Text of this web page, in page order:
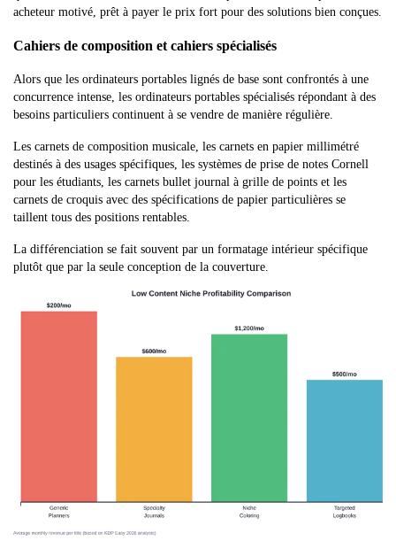
acheteur motivé, prêt à payer le prix fort pour des solutions bien conçues.
Cahiers de composition et cahiers spécialisés
Alors que les ordinateurs portables lignés de base sont confrontés à une
concurrence intense, les ordinateurs portables spécialisés répondant à des
besoins particuliers continuent à se vendre de manière régulière.
Les carnets de composition musicale, les carnets en papier millimétré
destinés à des usages spécifiques, les systèmes de prise de notes Cornell
pour les étudiants, les carnets bullet journal à grille de points et les
carnets de croquis avec des spécifications de papier particulières se
taillent tous des positions rentables.
La différenciation se fait souvent par un formatage intérieur spécifique
plutôt que par la seule conception de la couverture.